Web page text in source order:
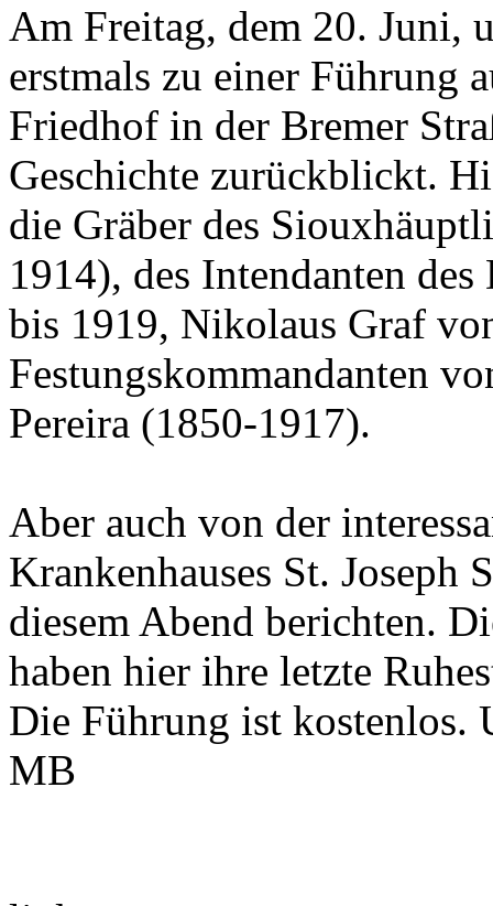
Am Freitag, dem 20. Juni,
erstmals zu einer Führung
Friedhof in der Bremer
Geschichte zurückblickt.
die Gräber des
1914), des Intendanten
bis 1919, Nikolaus Graf
Festungskommandanten
Pereira (1850-1917).
Aber auch von der
Krankenhauses St.
diesem Abend berichten.
haben hier ihre letzte
Die Führung ist kostenlos.
MB